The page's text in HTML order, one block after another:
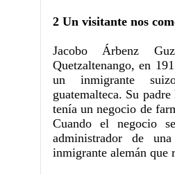
2 Un visitante nos
Jacobo Árbenz
Quetzaltenango, en
un inmigrante
guatemalteca. Su
tenía un negocio de
Cuando el negocio
administrador de
inmigrante alemán que